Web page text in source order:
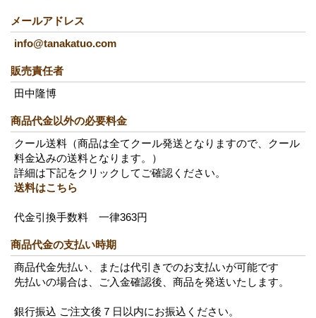
メールアドレス
info@tanakatuo.com
販売責任者
田中隆博
商品代金以外の必要料金
クール送料（商品は全てクール発送となりますので、クール
料金込みの送料となります。）
詳細は下記をクリックしてご確認ください。
送料はこちら
代金引換手数料 一律363円
商品代金の支払い時期
商品代金先払い、または代引きでのお支払いが可能です
先払いの場合は、ご入金確認後、商品を発送いたします。
銀行振込 ご注文後７日以内にお振込ください。